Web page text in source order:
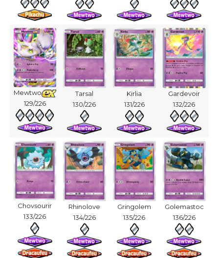
Mewtwo
129/226
Tarsal
130/226
Kirlia
131/226
Gardevoir
132/226
Chovsourir
133/226
Rhinolove
134/226
Gringolem
135/226
Golemastoc
136/226